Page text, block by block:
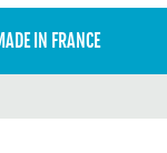
IN FRANCE